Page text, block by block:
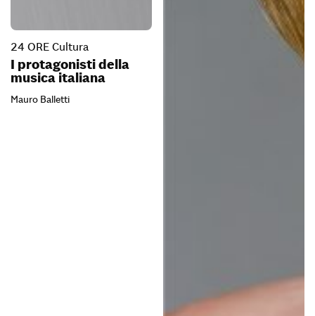
24 ORE Cultura
I protagonisti della
musica italiana
Mauro Balletti